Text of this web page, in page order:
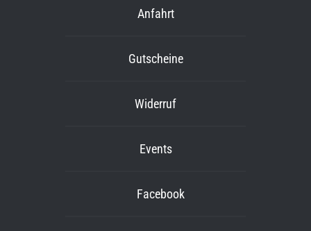
Anfahrt
Gutscheine
Widerruf
Events
Facebook